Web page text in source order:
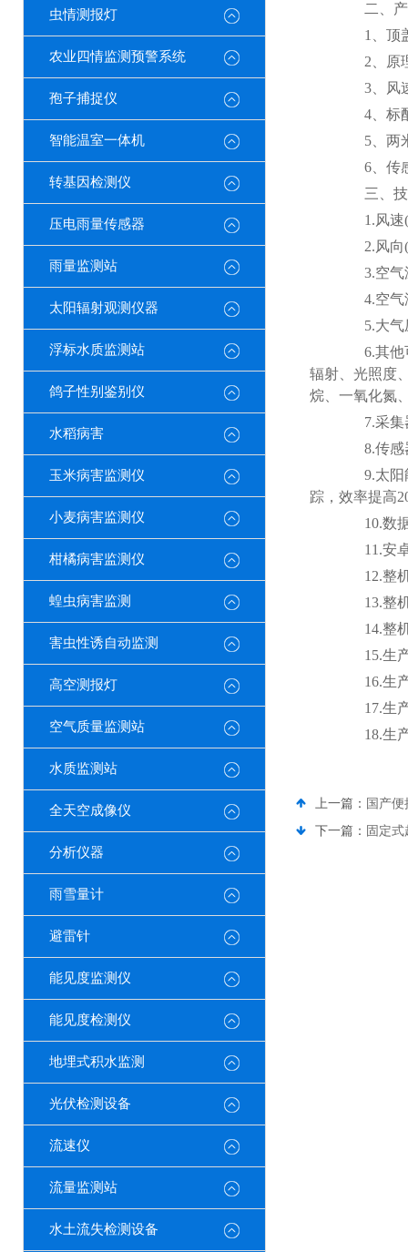
虫情测报灯
农业四情监测预警系统
孢子捕捉仪
智能温室一体机
转基因检测仪
压电雨量传感器
雨量监测站
太阳辐射观测仪器
浮标水质监测站
鸽子性别鉴别仪
水稻病害
玉米病害监测仪
小麦病害监测仪
柑橘病害监测仪
蝗虫病害监测
害虫性诱自动监测
高空测报灯
空气质量监测站
水质监测站
全天空成像仪
分析仪器
雨雪量计
避雷针
能见度监测仪
能见度检测仪
地埋式积水监测
光伏检测设备
流速仪
流量监测站
水土流失检测设备
二、产
1、顶盖
2、原理
3、风速
4、标配
5、两米
6、传感
三、技
1.风速(标
2.风向(
3.空气温
4.空气湿
5.大气压
6.其他可
辐射、光照度
烷、一氧化氮
7.采集器
8.传感器
9.太阳能
踪，效率提高
10.数据
11.安卓7
12.整机
13.整机
14.整机
15.生产
16.生产
17.生产
18.生产
上一篇： 国产
下一篇： 固定